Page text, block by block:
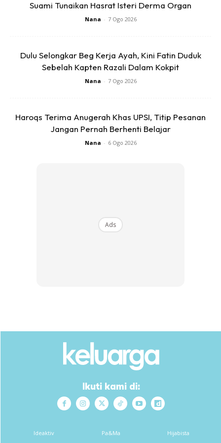
dihadapi sebelum mencadangkan sebarang rawatan.
Ads
Suami Tunaikan Hasrat Isteri Derma Organ
Nana - 7 Ogo 2026
Dulu Selongkar Beg Kerja Ayah, Kini Fatin Duduk
Sebelah Kapten Razali Dalam Kokpit
Nana - 7 Ogo 2026
Haroqs Terima Anugerah Khas UPSI, Titip Pesanan
Jangan Pernah Berhenti Belajar
Nana - 6 Ogo 2026
Ads
Ikuti kami di:
Ideaktiv Pa&Ma Hijabista